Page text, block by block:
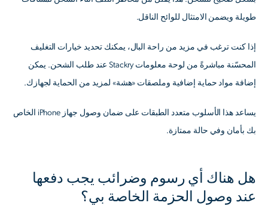
طويلة ويضمن الامتثال للوائح الناقل.
إذا كنت ترغب في مزيد من راحة البال، يمكنك تحديد خيارات التغليف
المحسّنة مباشرةً من لوحة معلومات Stackry عند طلب الشحن. يمكن
إضافة مواد حماية إضافية وملصقات «هشة» لمزيد من الحماية لجهازك.
يساعد هذا الأسلوب متعدد الطبقات على ضمان وصول جهاز iPhone الخاص
بك بأمان وفي حالة ممتازة.
هل هناك أي رسوم وضرائب يجب دفعها
عند وصول الحزمة الخاصة بي؟